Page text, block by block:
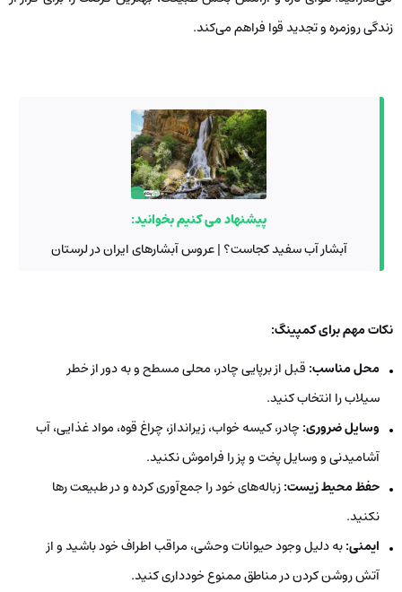
زندگی روزمره و تجدید قوا فراهم می‌کند.
پیشنهاد می کنیم بخوانید:
آبشار آب سفید کجاست؟ | عروس آبشارهای ایران در لرستان
نکات مهم برای کمپینگ:
محل مناسب: قبل از برپایی چادر، محلی مسطح و به دور از خطر
سیلاب را انتخاب کنید.
وسایل ضروری:چادر، کیسه خواب، زیرانداز، چراغ قوه، مواد غذایی، آب
آشامیدنی و وسایل پخت و پز را فراموش نکنید.
حفظ محیط زیست:زباله‌های خود را جمع‌آوری کرده و در طبیعت رها
نکنید.
ایمنی:به دلیل وجود حیوانات وحشی، مراقب اطراف خود باشید و از
آتش روشن کردن در مناطق ممنوع خودداری کنید.